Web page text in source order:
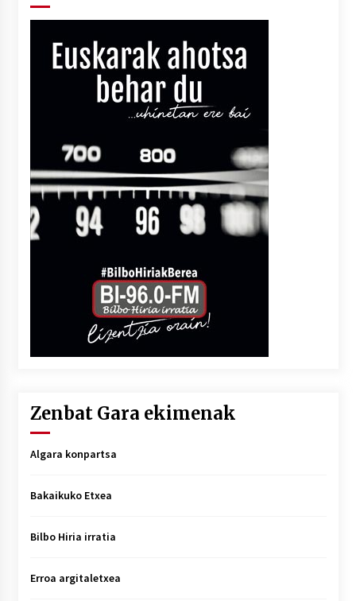
Zenbat Gara ekimenak
Algara konpartsa
Bakaikuko Etxea
Bilbo Hiria irratia
Erroa argitaletxea